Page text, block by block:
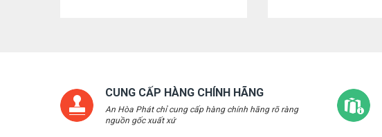
CUNG CẤP HÀNG CHÍNH HÃNG
An Hòa Phát chỉ cung cấp hàng chính hãng rõ ràng
nguồn gốc xuất xứ